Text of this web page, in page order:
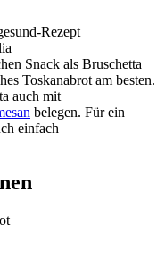
Snack als Bruschetta
Toskanabrot am besten.
auch mit
belegen. Für ein
einfach